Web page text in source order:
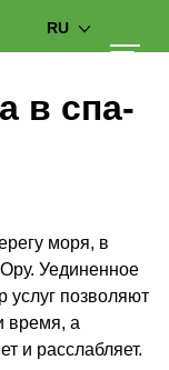
RU
в спа-
моря, в
Уединенное
позволяют
время, а
и расслабляет.